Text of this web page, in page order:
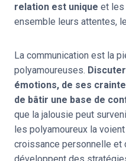
relation est unique et les
ensemble leurs attentes,
La communication est la
polyamoureuses.
émotions, de ses
de bâtir une base de
que la jalousie peut
les polyamoureux la
croissance personnelle et